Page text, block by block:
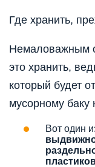
Где хранить,
Немаловажным
это хранить,
который будет
мусорному баку
Вот один